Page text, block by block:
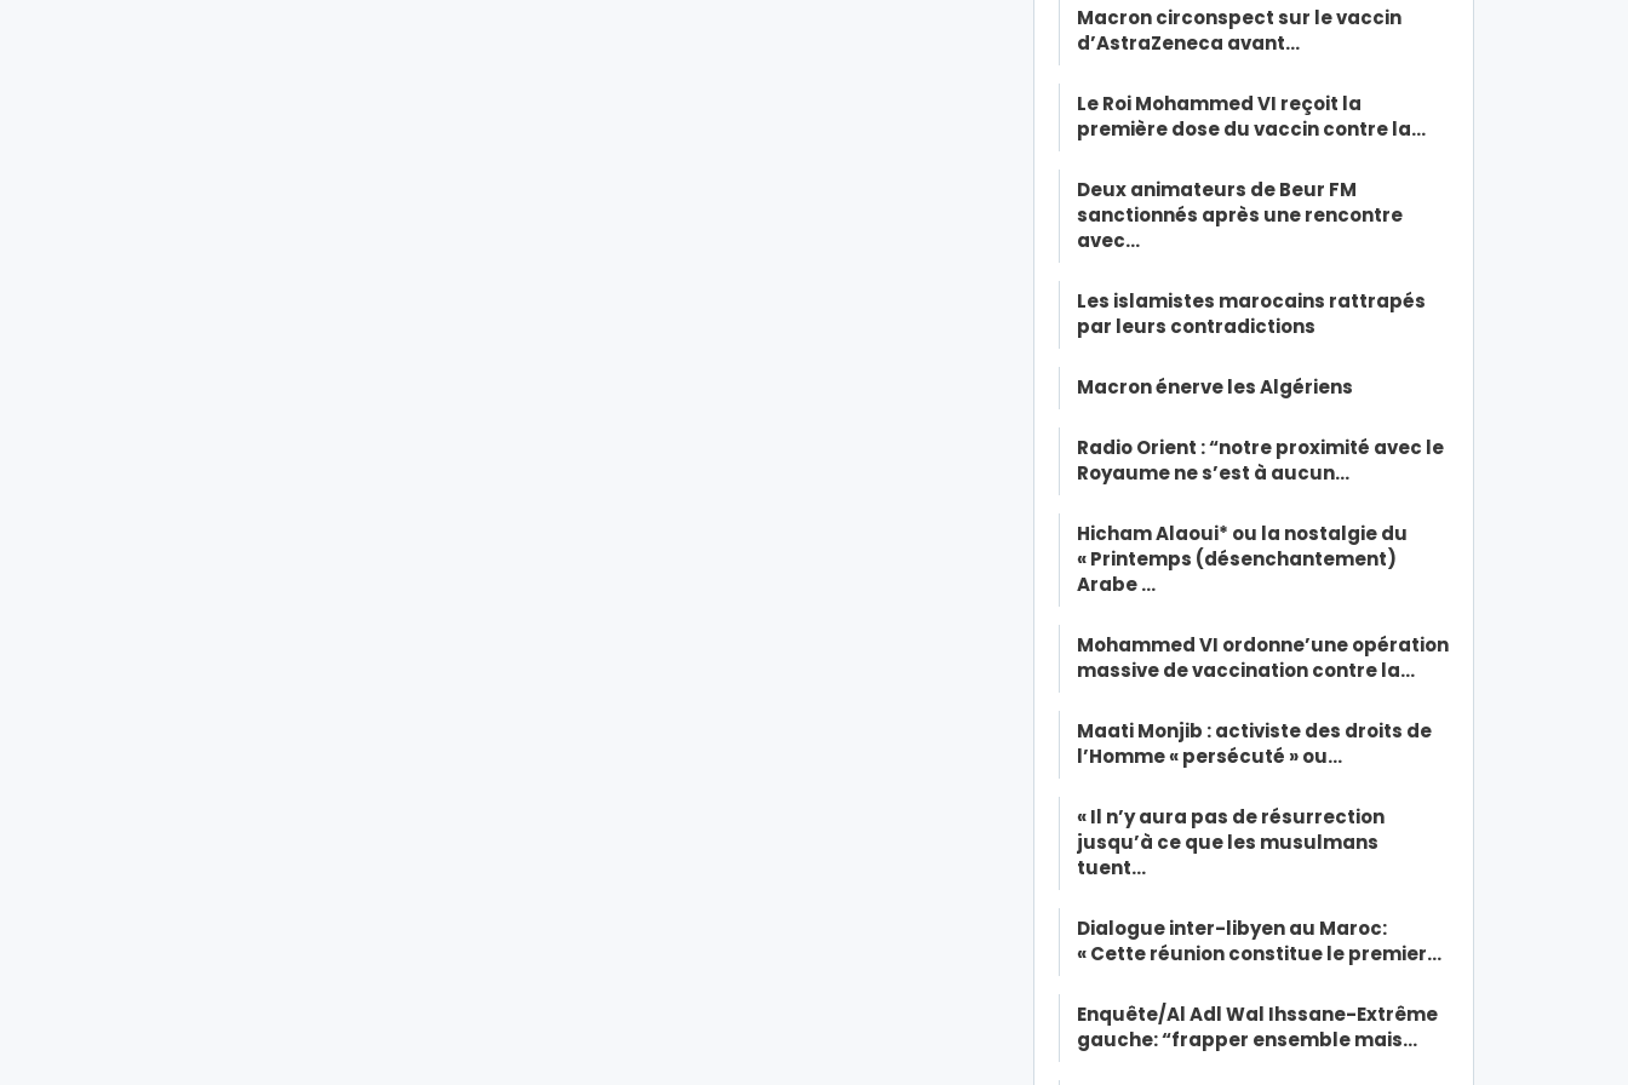
Macron circonspect sur le vaccin
d’AstraZeneca avant…
Le Roi Mohammed VI reçoit la
première dose du vaccin contre la…
Deux animateurs de Beur FM
sanctionnés après une rencontre
avec…
Les islamistes marocains rattrapés
par leurs contradictions
Macron énerve les Algériens
Radio Orient : “notre proximité avec le
Royaume ne s’est à aucun…
Hicham Alaoui* ou la nostalgie du
« Printemps (désenchantement)
Arabe …
Mohammed VI ordonne’une opération
massive de vaccination contre la…
Maati Monjib : activiste des droits de
l’Homme « persécuté » ou…
« Il n’y aura pas de résurrection
jusqu’à ce que les musulmans
tuent…
Dialogue inter-libyen au Maroc:
« Cette réunion constitue le premier…
Enquête/Al Adl Wal Ihssane-Extrême
gauche: “frapper ensemble mais…